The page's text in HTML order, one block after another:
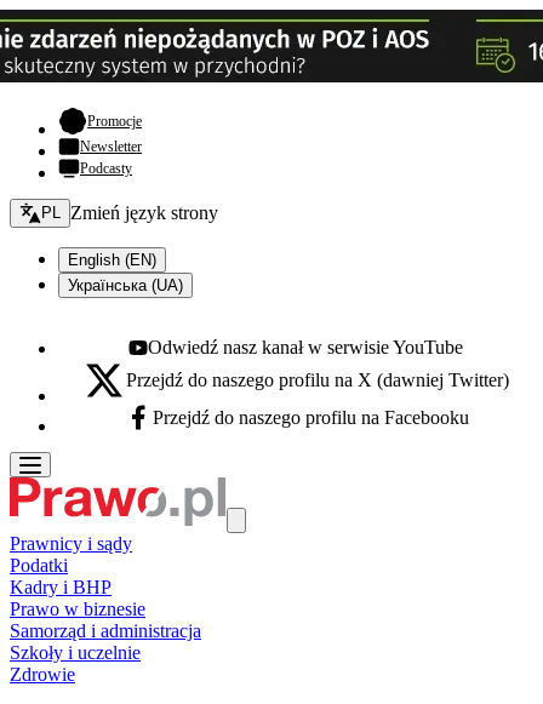
Promocje- otwiera się w nowej karcie
Newsletter
Podcasty
Zmień język - bieżący:
PL Zmień język strony
English (EN)
Українська (UA)
Youtube - otwiera się w nowej karcie
Odwiedź nasz kanał w serwisie YouTube
X - otwiera się w nowej karcie
Przejdź do naszego profilu na X (dawniej Twitter)
Facebook - otwiera się w nowej karcie
Przejdź do naszego profilu na Facebooku
Prawnicy i sądy
Podatki
Kadry i BHP
Prawo w biznesie
Samorząd i administracja
Szkoły i uczelnie
Zdrowie